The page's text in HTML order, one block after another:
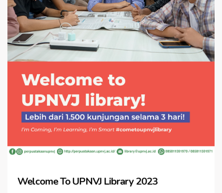
Welcome To UPNVJ Library 2023